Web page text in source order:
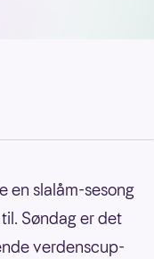
en slalåm-sesong
Søndag er det
verdenscup-